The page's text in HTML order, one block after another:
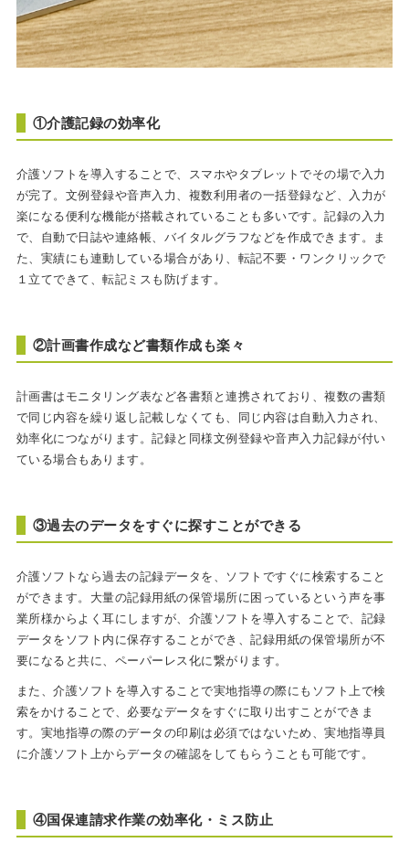
①介護記録の効率化
介護ソフトを導入することで、スマホやタブレットでその場で入力
が完了。文例登録や音声入力、複数利用者の一括登録など、入力が
楽になる便利な機能が搭載されていることも多いです。記録の入力
で、自動で日誌や連絡帳、バイタルグラフなどを作成できます。ま
た、実績にも連動している場合があり、転記不要・ワンクリックで
１立てできて、転記ミスも防げます。
②計画書作成など書類作成も楽々
計画書はモニタリング表など各書類と連携されており、複数の書類
で同じ内容を繰り返し記載しなくても、同じ内容は自動入力され、
効率化につながります。記録と同様文例登録や音声入力記録が付い
ている場合もあります。
③過去のデータをすぐに探すことができる
介護ソフトなら過去の記録データを、ソフトですぐに検索すること
ができます。大量の記録用紙の保管場所に困っているという声を事
業所様からよく耳にしますが、介護ソフトを導入することで、記録
データをソフト内に保存することができ、記録用紙の保管場所が不
要になると共に、ペーパーレス化に繋がります。
また、介護ソフトを導入することで実地指導の際にもソフト上で検
索をかけることで、必要なデータをすぐに取り出すことができま
す。実地指導の際のデータの印刷は必須ではないため、実地指導員
に介護ソフト上からデータの確認をしてもらうことも可能です。
④国保連請求作業の効率化・ミス防止